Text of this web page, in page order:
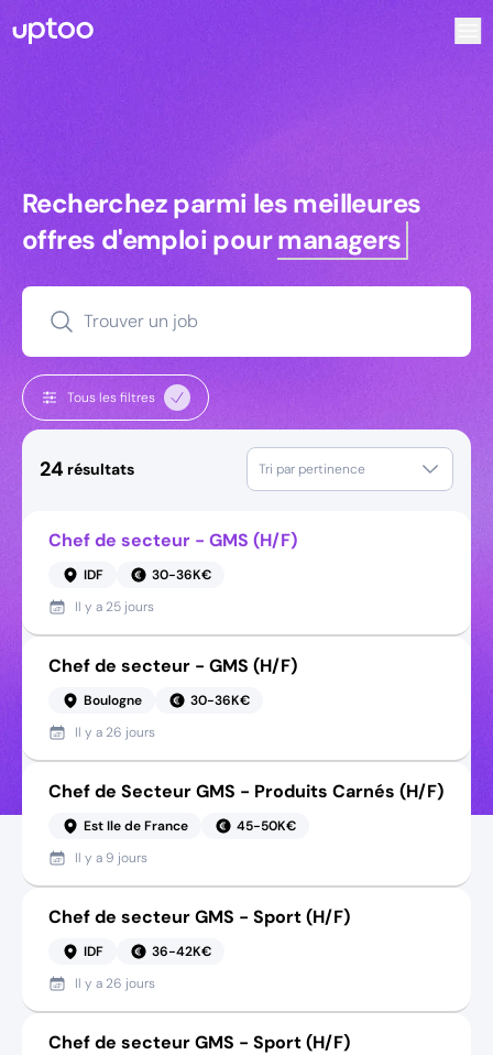
Recherchez parmi les meilleures
Recherchez parmi les meilleures
offres d'emploi pourmanagers
Trouver un job
Tous les filtres
24 résultats Tri par pertinence
Chef de secteur - GMS (H/F)
IDF
30-36K€
Il y a 25 jours
Chef de secteur - GMS (H/F)
Boulogne
30-36K€
Il y a 26 jours
Chef de Secteur GMS - Produits Carnés (H/F)
Est Ile de France
45-50K€
Il y a 9 jours
Chef de secteur GMS - Sport (H/F)
IDF
36-42K€
Il y a 26 jours
Chef de secteur GMS - Sport (H/F)